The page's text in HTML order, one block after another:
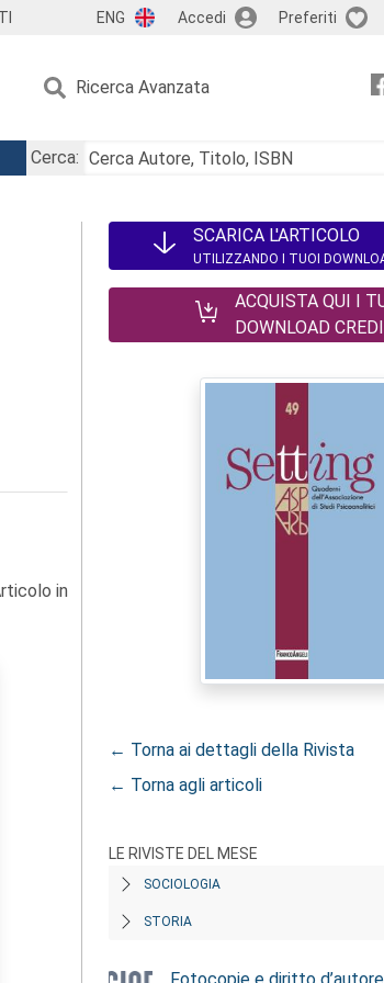
ENG Accedi Preferiti
Ricerca Avanzata
Cerca:
in
SCARICA L'ARTICOLO
UTILIZZANDO I TUOI
ACQUISTA QUI I
DOWNLOAD
← Torna ai dettagli della Rivista
← Torna agli articoli
LE RIVISTE DEL MESE
SOCIOLOGIA
STORIA